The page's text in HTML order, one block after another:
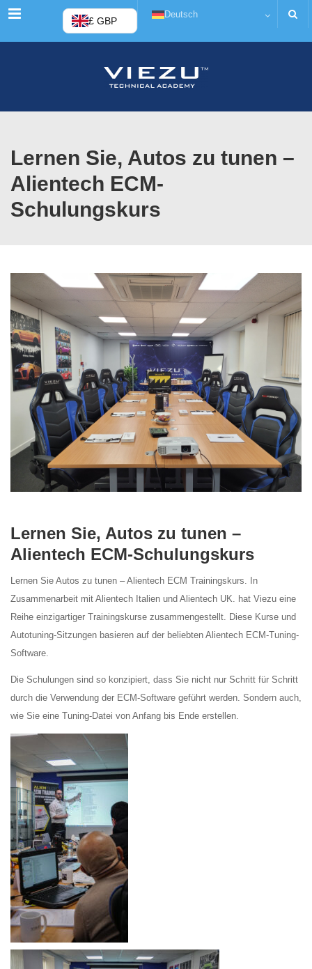
Menü £ GBP
Deutsch
Lernen Sie, Autos zu tunen –
Alientech ECM-
Schulungskurs
Lernen Sie, Autos zu tunen –
Alientech ECM-Schulungskurs
Lernen Sie Autos zu tunen – Alientech ECM Trainingskurs. In
Zusammenarbeit mit Alientech Italien und Alientech UK. hat Viezu eine
Reihe einzigartiger Trainingskurse zusammengestellt. Diese Kurse und
Autotuning-Sitzungen basieren auf der beliebten Alientech ECM-Tuning-
Software.
Die Schulungen sind so konzipiert, dass Sie nicht nur Schritt für Schritt
durch die Verwendung der ECM-Software geführt werden. Sondern auch,
wie Sie eine Tuning-Datei von Anfang bis Ende erstellen.